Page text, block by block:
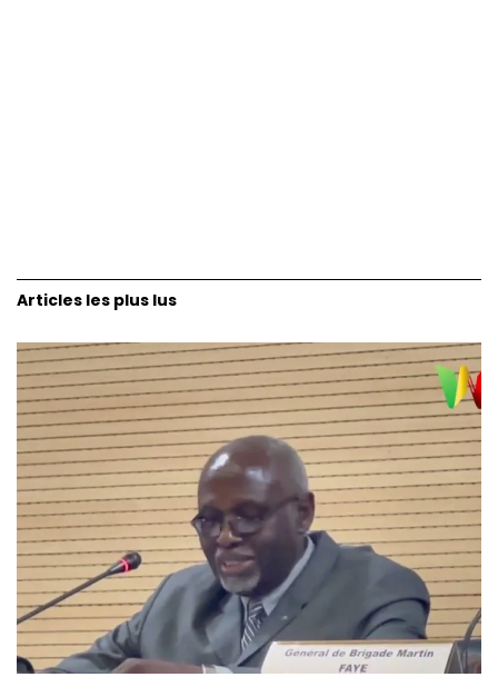
Articles les plus lus